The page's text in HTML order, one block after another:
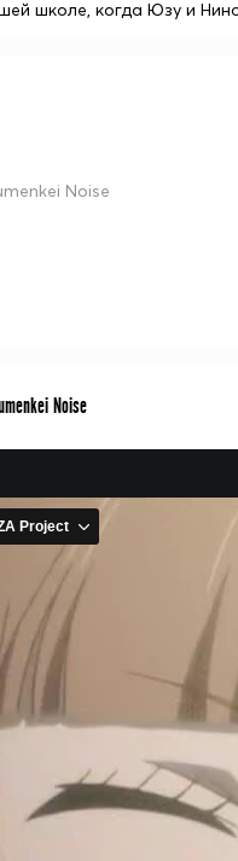
школе, когда Юзу и
Noise
Noise